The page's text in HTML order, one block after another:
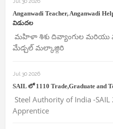
Jul 30 2026
Anganwadi Teacher, Anganwadi
విడుదల
మహిళా శిశు దివ్యాంగుల మరియు
మేడ్చల్ మల్కాజ్గిరి
Jul 30 2026
SAIL లో 1110 Trade,Graduate and
Steel Authority of India -
Apprentice